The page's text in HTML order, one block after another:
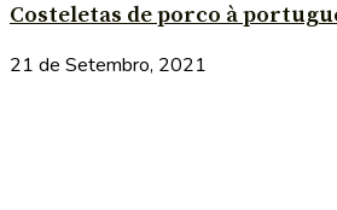
Costeletas de porco à
21 de Setembro, 2021